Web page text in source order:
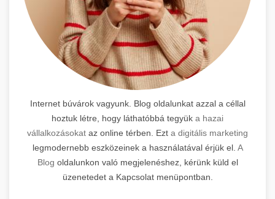
Internet búvárok vagyunk. Blog oldalunkat azzal a céllal
hoztuk létre, hogy láthatóbbá tegyük a hazai
vállalkozásokat az online térben. Ezt a digitális marketing
legmodernebb eszközeinek a használatával érjük el. A
Blog oldalunkon való megjelenéshez, kérünk küld el
üzenetedet a Kapcsolat menüpontban.